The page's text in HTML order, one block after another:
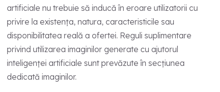
artificiale nu trebuie să inducă în eroare utilizatorii cu
privire la existența, natura, caracteristicile sau
disponibilitatea reală a ofertei. Reguli suplimentare
privind utilizarea imaginilor generate cu ajutorul
inteligenței artificiale sunt prevăzute în secțiunea
dedicată imaginilor.